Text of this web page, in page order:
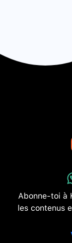
Abonne-toi à
les contenus